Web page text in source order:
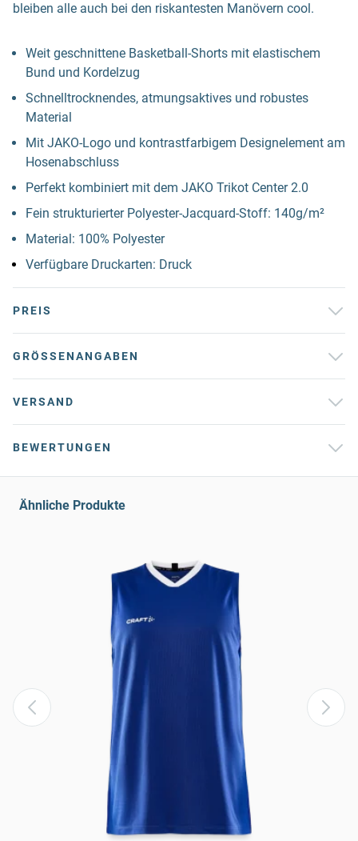
bleiben alle auch bei den riskantesten Manövern cool.
Weit geschnittene Basketball-Shorts mit elastischem
Bund und Kordelzug
Schnelltrocknendes, atmungsaktives und robustes
Material
Mit JAKO-Logo und kontrastfarbigem Designelement am
Hosenabschluss
Perfekt kombiniert mit dem JAKO Trikot Center 2.0
Fein strukturierter Polyester-Jacquard-Stoff: 140g/m²
Material: 100% Polyester
Verfügbare Druckarten: Druck
PREIS
GRÖSSENANGABEN
VERSAND
BEWERTUNGEN
Ähnliche Produkte